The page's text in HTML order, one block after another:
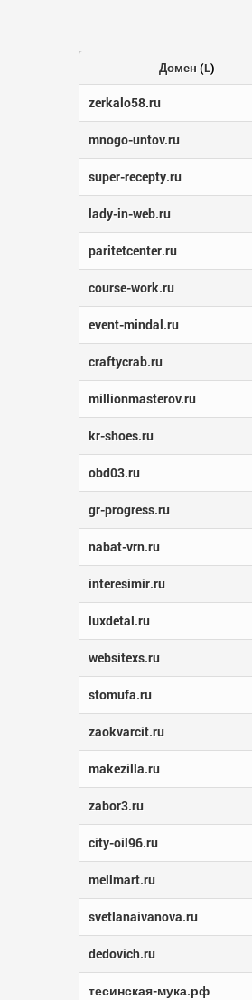
Домен (L)
zerkalo58.ru
mnogo-untov.ru
super-recepty.ru
lady-in-web.ru
paritetcenter.ru
course-work.ru
event-mindal.ru
craftycrab.ru
millionmasterov.ru
kr-shoes.ru
obd03.ru
gr-progress.ru
nabat-vrn.ru
interesimir.ru
luxdetal.ru
websitexs.ru
stomufa.ru
zaokvarcit.ru
makezilla.ru
zabor3.ru
city-oil96.ru
mellmart.ru
svetlanaivanova.ru
dedovich.ru
тесинская-мука.рф